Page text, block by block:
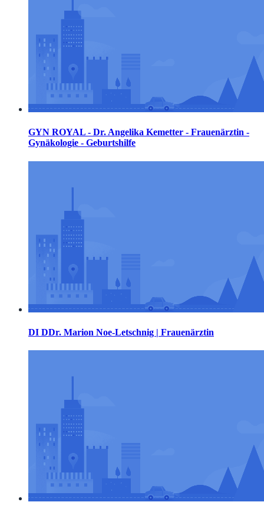
GYN ROYAL - Dr. Angelika Kemetter - Frauenärztin -
Gynäkologie - Geburtshilfe
DI DDr. Marion Noe-Letschnig | Frauenärztin